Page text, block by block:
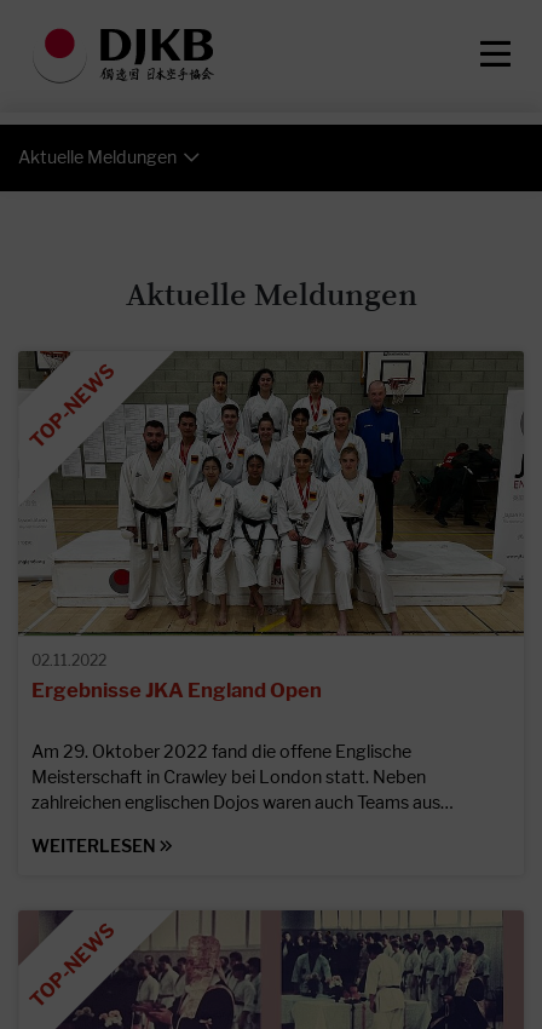
Aktuelle Meldungen
Aktuelle Meldungen
02.11.2022
Ergebnisse JKA England Open
Am 29. Oktober 2022 fand die offene Englische
Meisterschaft in Crawley bei London statt. Neben
zahlreichen englischen Dojos waren auch Teams aus…
WEITERLESEN